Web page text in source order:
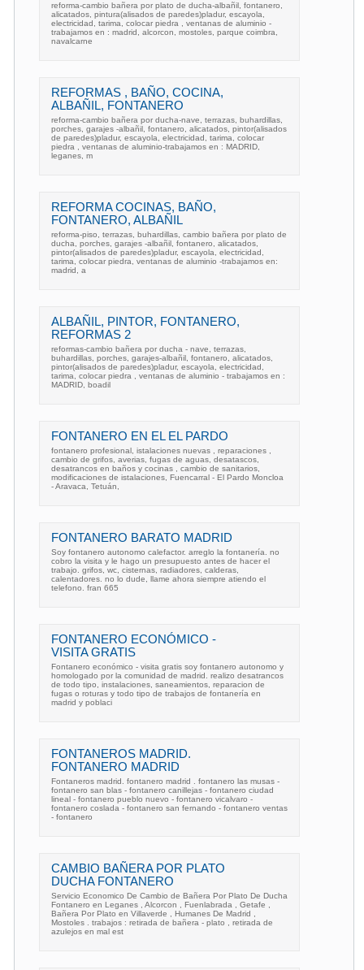
reforma-cambio bañera por plato de ducha-albañil, fontanero,
alicatados, pintura(alisados de paredes)pladur, escayola,
electricidad, tarima, colocar piedra , ventanas de aluminio -
trabajamos en : madrid, alcorcon, mostoles, parque coimbra,
navalcarne
REFORMAS , BAÑO, COCINA,
ALBAÑIL, FONTANERO
reforma-cambio bañera por ducha-nave, terrazas, buhardillas,
porches, garajes -albañil, fontanero, alicatados, pintor(alisados
de paredes)pladur, escayola, electricidad, tarima, colocar
piedra , ventanas de aluminio-trabajamos en : MADRID,
leganes, m
REFORMA COCINAS, BAÑO,
FONTANERO, ALBAÑIL
reforma-piso, terrazas, buhardillas, cambio bañera por plato de
ducha, porches, garajes -albañil, fontanero, alicatados,
pintor(alisados de paredes)pladur, escayola, electricidad,
tarima, colocar piedra, ventanas de aluminio -trabajamos en:
madrid, a
ALBAÑIL, PINTOR, FONTANERO,
REFORMAS 2
reformas-cambio bañera por ducha - nave, terrazas,
buhardillas, porches, garajes-albañil, fontanero, alicatados,
pintor(alisados de paredes)pladur, escayola, electricidad,
tarima, colocar piedra , ventanas de aluminio - trabajamos en :
MADRID, boadil
FONTANERO EN EL EL PARDO
fontanero profesional, istalaciones nuevas , reparaciones ,
cambio de grifos, averias, fugas de aguas, desatascos,
desatrancos en baños y cocinas , cambio de sanitarios,
modificaciones de istalaciones, Fuencarral - El Pardo Moncloa
- Aravaca, Tetuán,
FONTANERO BARATO MADRID
Soy fontanero autonomo calefactor. arreglo la fontanería. no
cobro la visita y le hago un presupuesto antes de hacer el
trabajo. grifos, wc, cisternas, radiadores, calderas,
calentadores. no lo dude, llame ahora siempre atiendo el
telefono. fran 665
FONTANERO ECONÓMICO -
VISITA GRATIS
Fontanero económico - visita gratis soy fontanero autonomo y
homologado por la comunidad de madrid. realizo desatrancos
de todo tipo, instalaciones, saneamientos, reparacion de
fugas o roturas y todo tipo de trabajos de fontanería en
madrid y poblaci
FONTANEROS MADRID.
FONTANERO MADRID
Fontaneros madrid. fontanero madrid . fontanero las musas -
fontanero san blas - fontanero canillejas - fontanero ciudad
lineal - fontanero pueblo nuevo - fontanero vicalvaro -
fontanero coslada - fontanero san fernando - fontanero ventas
- fontanero
CAMBIO BAÑERA POR PLATO
DUCHA FONTANERO
Servicio Economico De Cambio de Bañera Por Plato De Ducha
Fontanero en Leganes , Alcorcon , Fuenlabrada , Getafe ,
Bañera Por Plato en Villaverde , Humanes De Madrid ,
Mostoles . trabajos : retirada de bañera - plato , retirada de
azulejos en mal est